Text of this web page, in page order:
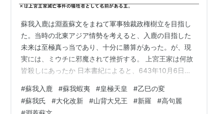
蘇我入鹿は淵蓋蘇文をまねて軍事独裁政権樹立を目指し
た。当時の北東アジア情勢を考えると、入鹿の目指した
未来は至極真っ当であり、十分に勝算があった。が、現
実には、ミウチに邪魔されて挫折する。 上宮王家は何故
皆殺しにあったか 日本書紀によると、643年10月6日に
10月12日に上宮王家を排し古人大兄皇子の擁立を謀り、
その後（上宮聖徳法王帝説では10月14日）、上宮王家は
#蘇我入鹿 #蘇我蝦夷 #皇極天皇 #乙巳の変
#蘇我氏 #大化改新 #山背大兄王 #新羅 #高句麗